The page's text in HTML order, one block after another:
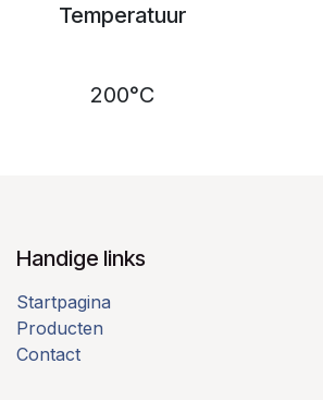
Temperatuur
200°C
Handige links
Startpagina
Producten
Contact